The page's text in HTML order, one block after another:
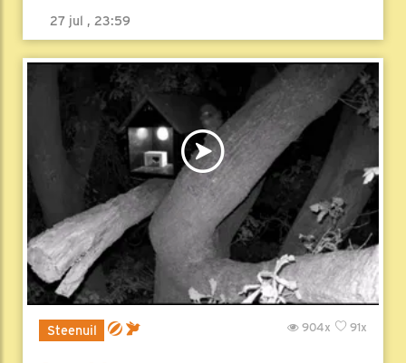
27 jul , 23:59
Steenuil 91x
904x